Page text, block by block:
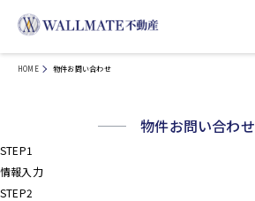
HOME 物件お問い合わせ
物件お問い合わせ
STEP1
情報入力
STEP2